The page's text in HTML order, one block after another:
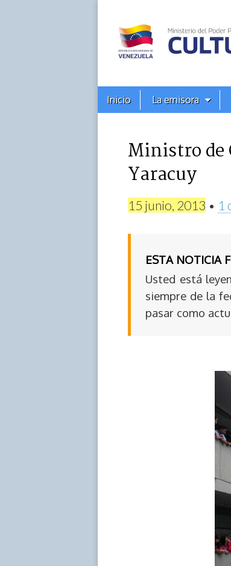
Alba
Ciudad
96.3
FM
Menú
principal
Inicio La emisora
Ministro de
Yaracuy
15 junio, 2013 • 1
ESTA NOTICIA
Usted está
siempre de la
pasar como